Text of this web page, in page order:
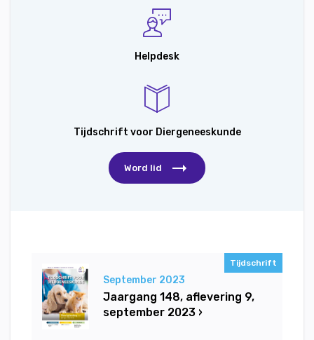
Helpdesk
Tijdschrift voor Diergeneeskunde
Word lid
Tijdschrift
September 2023
Jaargang 148, aflevering 9,
september 2023 ›